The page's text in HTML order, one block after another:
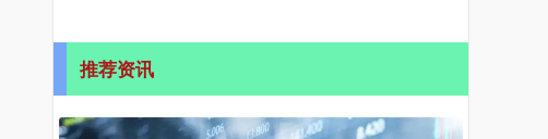
推荐资讯